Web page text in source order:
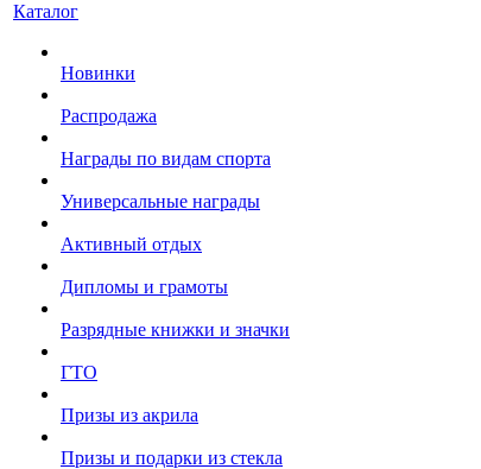
Каталог
Новинки
Распродажа
Награды по видам спорта
Универсальные награды
Активный отдых
Дипломы и грамоты
Разрядные книжки и значки
ГТО
Призы из акрила
Призы и подарки из стекла